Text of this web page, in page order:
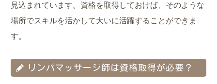
見込まれています。資格を取得しておけば、そのような
場所でスキルを活かして大いに活躍することができま
す。
リンパマッサージ師は資格取得が必要？